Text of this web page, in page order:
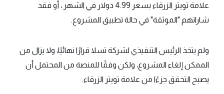
علامة تويتر الزرقاء بسعر 4.99 دولار في الشهر ، أو فقد
شاراتهم "الموثقة" في حالة تطبيق المشروع.
ولم يتخذ الرئيس التنفيذي لشركة تسلا قرارًا نهائيًا، ولا يزال من
الممكن إلغاء المشروع، ولكن وفقًا للمنصة من المحتمل أن
يصبح التحقق جزءًا من علامة تويتر الزرقاء.